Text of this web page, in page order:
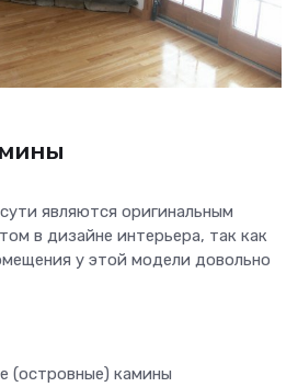
являются оригинальным
в дизайне интерьера, так как
у этой модели довольно
(островные) камины